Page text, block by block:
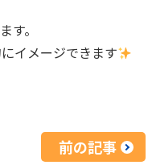
。
イメージできます
前の記事